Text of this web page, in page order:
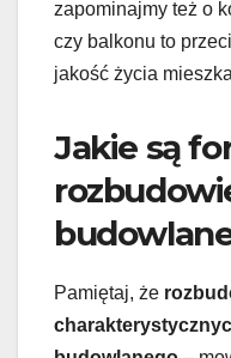
zapominajmy też o
czy balkonu to
jakość życia
Jakie są
Pamiętaj, że